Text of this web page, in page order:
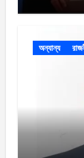
অন্যান্য